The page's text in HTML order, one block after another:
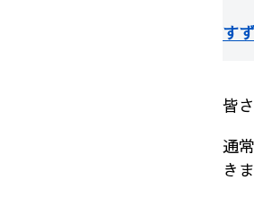
す
皆
通
き